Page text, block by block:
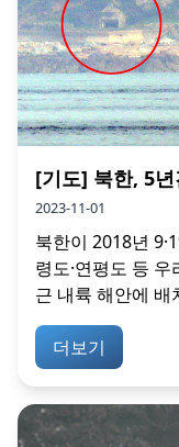
[기도] 북한, 5
2023-11-01
북한이 2018년
령도·연평도 등
근 내륙 해안에 배
더보기